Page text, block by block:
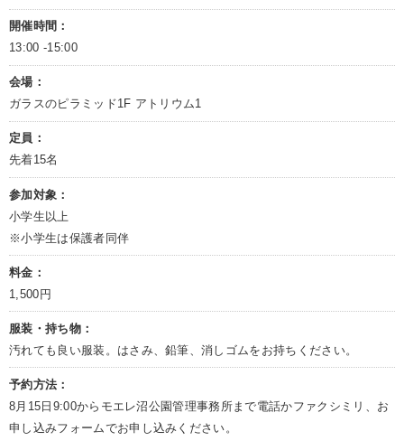
開催時間：
13:00 ‐15:00
会場：
ガラスのピラミッド1F アトリウム1
定員：
先着15名
参加対象：
小学生以上
※小学生は保護者同伴
料金：
1,500円
服装・持ち物：
汚れても良い服装。はさみ、鉛筆、消しゴムをお持ちください。
予約方法：
8月15日9:00からモエレ沼公園管理事務所まで電話かファクシミリ、お
申し込みフォームでお申し込みください。